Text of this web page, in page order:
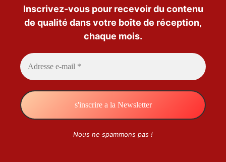
Inscrivez-vous pour recevoir du contenu
de qualité dans votre boîte de réception,
chaque mois.
Nous ne spammons pas !